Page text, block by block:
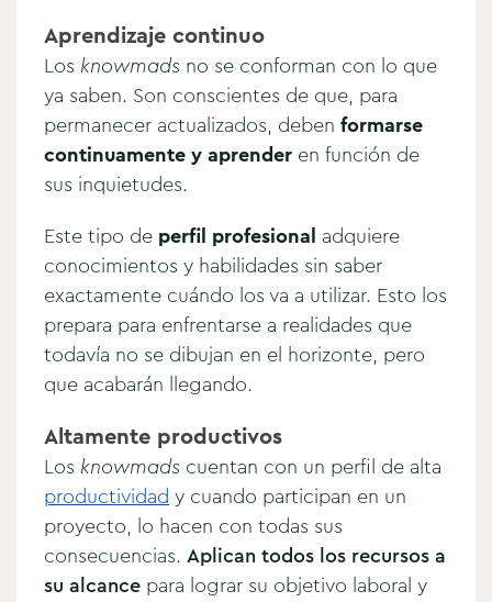
Aprendizaje continuo
Los knowmads no se conforman con lo que
ya saben. Son conscientes de que, para
permanecer actualizados, deben formarse
continuamente y aprender en función de
sus inquietudes.
Este tipo de perfil profesional adquiere
conocimientos y habilidades sin saber
exactamente cuándo los va a utilizar. Esto los
prepara para enfrentarse a realidades que
todavía no se dibujan en el horizonte, pero
que acabarán llegando.
Altamente productivos
Los knowmads cuentan con un perfil de alta
productividad y cuando participan en un
proyecto, lo hacen con todas sus
consecuencias. Aplican todos los recursos a
su alcance para lograr su objetivo laboral y